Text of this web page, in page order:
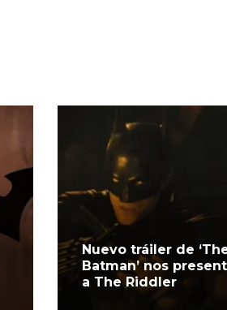
Nuevo tráiler de
Batman’ nos
a The Riddler